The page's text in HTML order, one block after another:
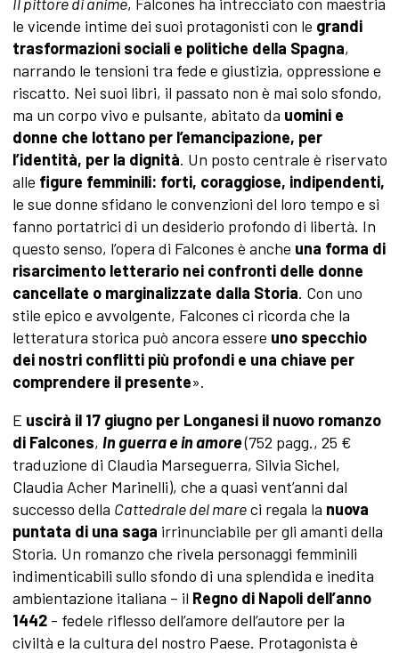
le vicende intime dei suoi protagonisti con le grandi
trasformazioni sociali e politiche della Spagna,
narrando le tensioni tra fede e giustizia, oppressione e
riscatto. Nei suoi libri, il passato non è mai solo sfondo,
ma un corpo vivo e pulsante, abitato da uomini e
donne che lottano per l’emancipazione, per
l’identità, per la dignità. Un posto centrale è riservato
alle figure femminili: forti, coraggiose, indipendenti,
le sue donne sfidano le convenzioni del loro tempo e si
fanno portatrici di un desiderio profondo di libertà. In
questo senso, l’opera di Falcones è anche una forma di
risarcimento letterario nei confronti delle donne
cancellate o marginalizzate dalla Storia. Con uno
stile epico e avvolgente, Falcones ci ricorda che la
letteratura storica può ancora essere uno specchio
dei nostri conflitti più profondi e una chiave per
comprendere il presente».
E uscirà il 17 giugno per Longanesi il nuovo romanzo
di Falcones, In guerra e in amore(752 pagg., 25 €
traduzione di Claudia Marseguerra, Silvia Sichel,
Claudia Acher Marinelli), che a quasi vent’anni dal
successo della Cattedrale del mareci regala la nuova
puntata di una saga irrinunciabile per gli amanti della
Storia. Un romanzo che rivela personaggi femminili
indimenticabili sullo sfondo di una splendida e inedita
ambientazione italiana – il Regno di Napoli dell’anno
1442 - fedele riflesso dell’amore dell’autore per la
civiltà e la cultura del nostro Paese. Protagonista è